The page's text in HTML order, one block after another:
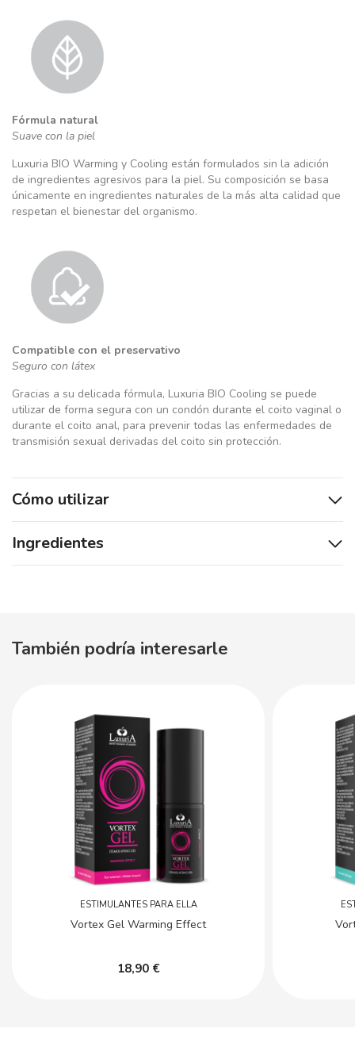
Fórmula natural
Suave con la piel
Luxuria BIO Warming y Cooling están formulados sin la adición
de ingredientes agresivos para la piel. Su composición se basa
únicamente en ingredientes naturales de la más alta calidad que
respetan el bienestar del organismo.
Compatible con el preservativo
Seguro con látex
Gracias a su delicada fórmula, Luxuria BIO Cooling se puede
utilizar de forma segura con un condón durante el coito vaginal o
durante el coito anal, para prevenir todas las enfermedades de
transmisión sexual derivadas del coito sin protección.
Cómo utilizar
Ingredientes
También podría interesarle
ESTIMULANTES PARA ELLA
Vortex Gel Warming Effect
18,90 €